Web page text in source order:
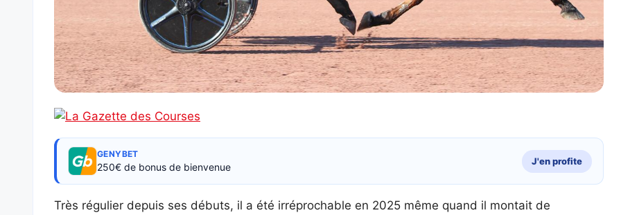
GENYBET
250€ de bonus de bienvenue
J'en profite
Très régulier depuis ses débuts, il a été irréprochable en 2025 même quand il montait de